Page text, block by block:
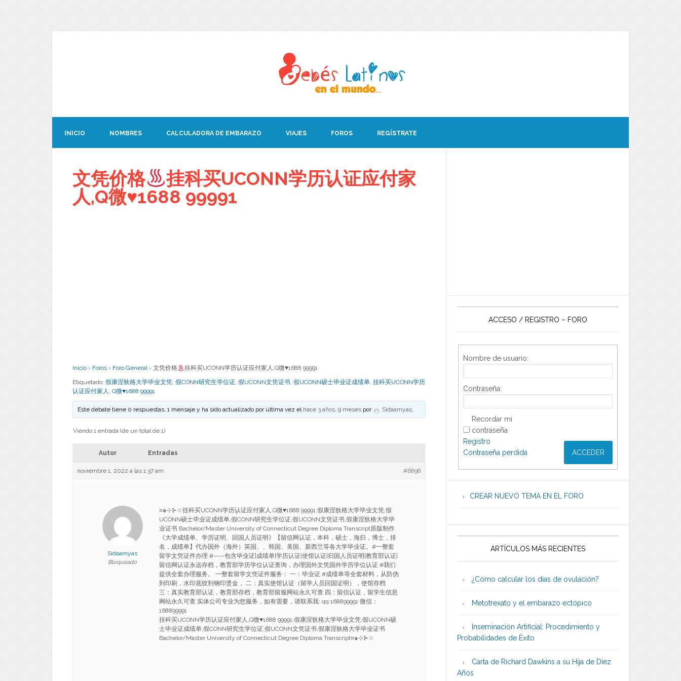
INICIO NOMBRES CALCULADORA DE EMBARAZO VIAJES FOROS REGÍSTRATE
文凭价格
挂科买UCONN学历认证应付家
人,Q微♥1688 99991
Inicio › Foros › Foro General › 文凭价格 挂科买UCONN学历认证应付家人,Q微♥1688 99991
Etiquetado: 假康涅狄格大学毕业文凭, 假CONN研究生学位证, 假UCONN文凭证书, 假UCONN硕士毕业证成绩单, 挂科买UCONN学历
认证应付家人 , Q微♥1688 99991
Este debate tiene 0 respuestas, 1 mensaje y ha sido actualizado por última vez el hace 3 años, 9 meses por Sidaamyas.
Viendo 1 entrada (de un total de 1)
Autor Entradas
noviembre 1, 2022 a las 1:37 am #6898
Sidaamyas
Bloqueado
¤๑⊹⊱☆挂科买UCONN学历认证应付家人,Q微♥1688 99991,假康涅狄格大学毕业文凭,假
UCONN硕士毕业证成绩单,假CONN研究生学位证,假UCONN文凭证书,假康涅狄格大学毕
业证书 Bachelor/Master University of Connecticut Degree Diploma Transcript原版制作
《大学成绩单、学历证明、回国人员证明》【留信网认证，本科，硕士，海归，博士，排
名，成绩单】代办国外（海外）英国、、韩国、美国、新西兰等各大学毕业证。#一整套
留学文凭证件办理 #——包含毕业证|成绩单|学历认证|使馆认证|归国人员证明|教育部认证|
留信网认证永远存档，教育部学历学位认证查询，办理国外文凭国外学历学位认证 #我们
提供全套办理服务。 一整套留学文凭证件服务： 一：毕业证 #成绩单等全套材料，从防伪
到印刷，水印底纹到钢印烫金， 二：真实使馆认证（留学人员回国证明），使馆存档
三：真实教育部认证，教育部存档，教育部留服网站永久可查 四：留信认证，留学生信息
网站永久可查 实体公司专业为您服务，如有需要，请联系我: qq:168899991 微信：
168899991
挂科买UCONN学历认证应付家人,Q微♥1688 99991,假康涅狄格大学毕业文凭,假UCONN硕
士毕业证成绩单,假CONN研究生学位证,假UCONN文凭证书,假康涅狄格大学毕业证书
Bachelor/Master University of Connecticut Degree Diploma Transcript¤๑⊹⊱☆
ACCESO / REGISTRO – FORO
Nombre de usuario:
Contraseña:
Recordar mi
contraseña
ACCEDER
Registro
Contraseña perdida
CREAR NUEVO TEMA EN EL FORO
ARTÍCULOS MÁS RECIENTES
¿Cómo calcular los días de ovulación?
Metotrexato y el embarazo ectópico
Inseminación Artificial: Procedimiento y
Probabilidades de Éxito
Carta de Richard Dawkins a su Hija de Diez
Años